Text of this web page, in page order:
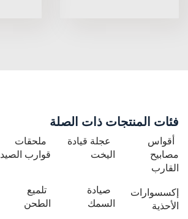
فئات المنتجات ذات الصلة
أقواس
مصابيح
القارب
عجلة قيادة
اليخت
ملحقات
قوارب الصيد
إكسسوارات
الأحذية
صيادة
السمك
تلميع
الطحن